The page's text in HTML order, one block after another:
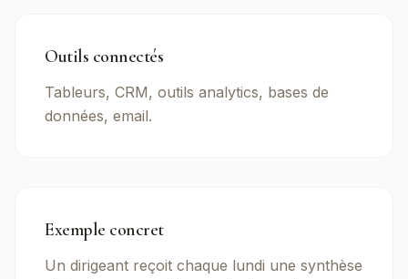
Outils connectés
Tableurs, CRM, outils analytics, bases de
données, email.
Exemple concret
Un dirigeant reçoit chaque lundi une synthèse